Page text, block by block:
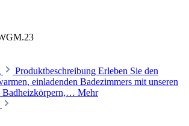
Produktbeschreibung Erleben Sie den
einladenden Badezimmers mit unseren
Badheizkörpern,… Mehr